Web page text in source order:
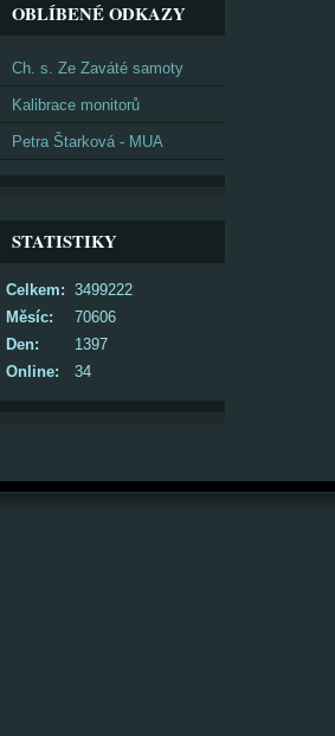
OBLÍBENÉ ODKAZY
Ch. s. Ze Zaváté samoty
Kalibrace monitorů
Petra Štarková - MUA
STATISTIKY
Online: 34
Celkem: 3499222
Měsíc:
70606
Den:
1397